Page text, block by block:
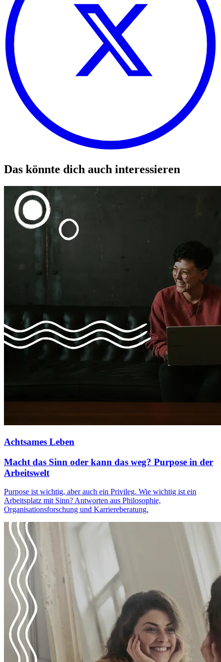
Das könnte dich auch interessieren
Achtsames Leben
Macht das Sinn oder kann das weg? Purpose in der
Arbeitswelt
Purpose ist wichtig, aber auch ein Privileg. Wie wichtig ist ein
Arbeitsplatz mit Sinn? Antworten aus Philosophie,
Organisationsforschung und Karriereberatung.